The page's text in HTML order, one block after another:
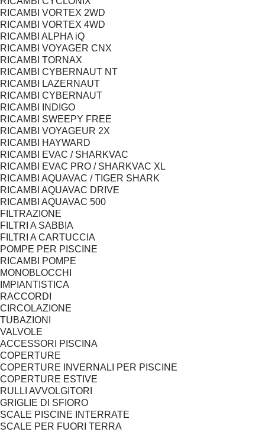
RICAMBI VORTEX 2WD
RICAMBI VORTEX 4WD
RICAMBI ALPHA iQ
RICAMBI VOYAGER CNX
RICAMBI TORNAX
RICAMBI CYBERNAUT NT
RICAMBI LAZERNAUT
RICAMBI CYBERNAUT
RICAMBI INDIGO
RICAMBI SWEEPY FREE
RICAMBI VOYAGEUR 2X
RICAMBI HAYWARD
RICAMBI EVAC / SHARKVAC
RICAMBI EVAC PRO / SHARKVAC XL
RICAMBI AQUAVAC / TIGER SHARK
RICAMBI AQUAVAC DRIVE
RICAMBI AQUAVAC 500
FILTRAZIONE
FILTRI A SABBIA
FILTRI A CARTUCCIA
POMPE PER PISCINE
RICAMBI POMPE
MONOBLOCCHI
IMPIANTISTICA
RACCORDI
CIRCOLAZIONE
TUBAZIONI
VALVOLE
ACCESSORI PISCINA
COPERTURE
COPERTURE INVERNALI PER PISCINE
COPERTURE ESTIVE
RULLI AVVOLGITORI
GRIGLIE DI SFIORO
SCALE PISCINE INTERRATE
SCALE PER FUORI TERRA